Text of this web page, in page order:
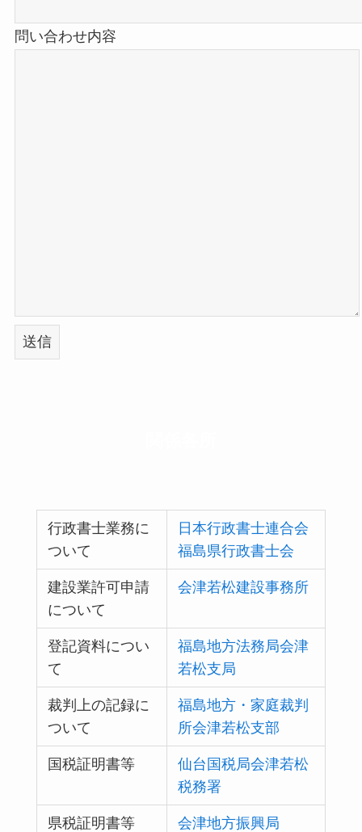
問い合わせ内容
行政書士業務に
ついて
日本行政書士連合会
福島県行政書士会
建設業許可申請
について
会津若松建設事務所
登記資料につい
て
福島地方法務局会津
若松支局
裁判上の記録に
ついて
福島地方・家庭裁判
所会津若松支部
国税証明書等
仙台国税局会津若松
税務署
県税証明書等 会津地方振興局